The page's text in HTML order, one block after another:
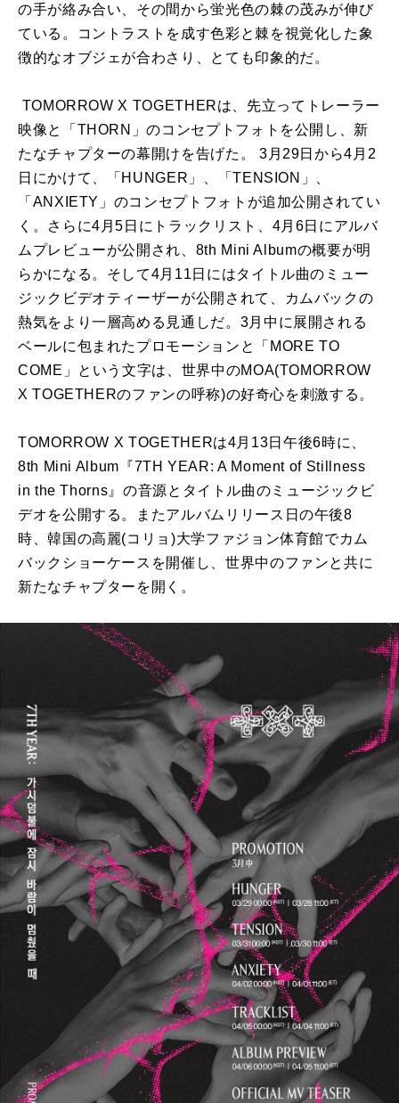
の手が絡み合い、その間から蛍光色の棘の茂みが伸び
ている。コントラストを成す色彩と棘を視覚化した象
徴的なオブジェが合わさり、とても印象的だ。
TOMORROW X TOGETHERは、先立ってトレーラー
映像と「THORN」のコンセプトフォトを公開し、新
たなチャプターの幕開けを告げた。 3月29日から4月2
日にかけて、「HUNGER」、「TENSION」、
「ANXIETY」のコンセプトフォトが追加公開されてい
く。さらに4月5日にトラックリスト、4月6日にアルバ
ムプレビューが公開され、8th Mini Albumの概要が明
らかになる。そして4月11日にはタイトル曲のミュー
ジックビデオティーザーが公開されて、カムバックの
熱気をより一層高める見通しだ。3月中に展開される
ベールに包まれたプロモーションと「MORE TO
COME」という文字は、世界中のMOA(TOMORROW
X TOGETHERのファンの呼称)の好奇心を刺激する。
TOMORROW X TOGETHERは4月13日午後6時に、
8th Mini Album『7TH YEAR: A Moment of Stillness
in the Thorns』の音源とタイトル曲のミュージックビ
デオを公開する。またアルバムリリース日の午後8
時、韓国の高麗(コリョ)大学ファジョン体育館でカム
バックショーケースを開催し、世界中のファンと共に
新たなチャプターを開く。